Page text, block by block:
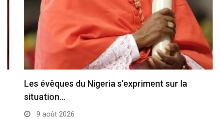
Les évêques du Nigeria s’expriment sur la
situation…
9 août 2026